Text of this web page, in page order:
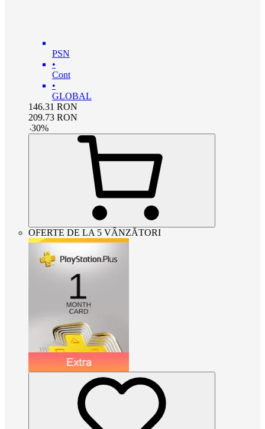
PSN
•
Cont
•
GLOBAL
146.31 RON
209.73 RON
-30%
OFERTE DE LA 5 VÂNZĂTORI